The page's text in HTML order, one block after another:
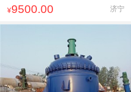
¥9500.00 济宁